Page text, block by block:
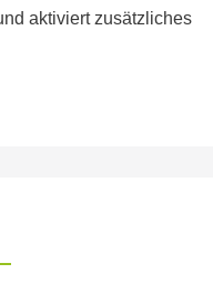
aktiviert zusätzliches